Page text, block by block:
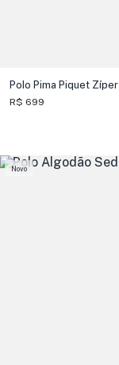
Polo Pima Piquet Zíper
R$ 699
Novo